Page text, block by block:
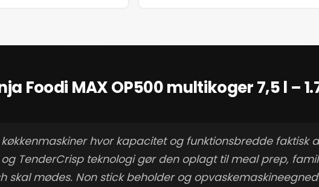
Foodi MAX OP500 multikoger 7,5 l –
køkkenmaskiner hvor kapacitet og funktionsbredde
og TenderCrisp teknologi gør den oplagt til meal prep,
skal mødes. Non stick beholder og